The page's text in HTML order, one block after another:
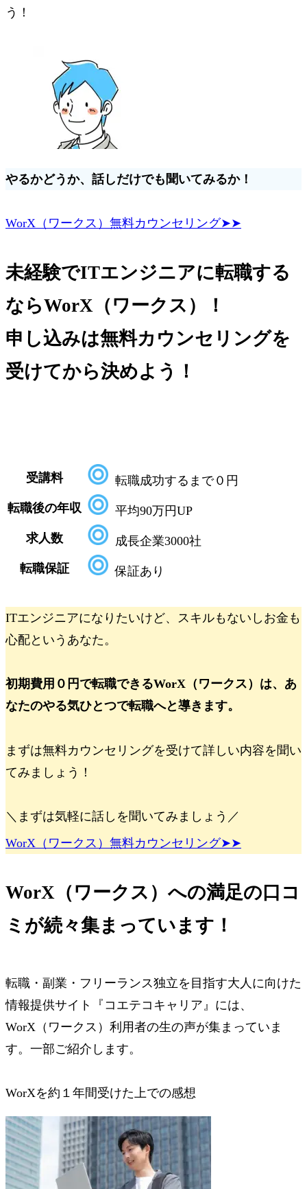
う！
やるかどうか、話しだけでも聞いてみるか！
WorX（ワークス）無料カウンセリング➤➤
未経験でITエンジニアに転職する
ならWorX（ワークス）！
申し込みは無料カウンセリングを
受けてから決めよう！
受講料
転職成功するまで０円
転職後の年収
平均90万円UP
求人数
成長企業3000社
転職保証
保証あり
ITエンジニアになりたいけど、スキルもないしお金も
心配というあなた。
初期費用０円で転職できるWorX（ワークス）は、 あ
なたのやる気ひとつで転職へと導きます。
まずは無料カウンセリングを受けて詳しい内容を聞い
てみましょう！
＼まずは気軽に話しを聞いてみましょう／
WorX（ワークス）無料カウンセリング➤➤
WorX（ワークス）への満足の口コ
ミ が続々集まっています！
転職・副業・フリーランス独立を目指す大人に向けた
情報提供サイト『コエテコキャリア』には、
WorX（ワークス）利用者の生の声が集まっていま
す。一部ご紹介します。
WorXを約１年間受けた上での感想